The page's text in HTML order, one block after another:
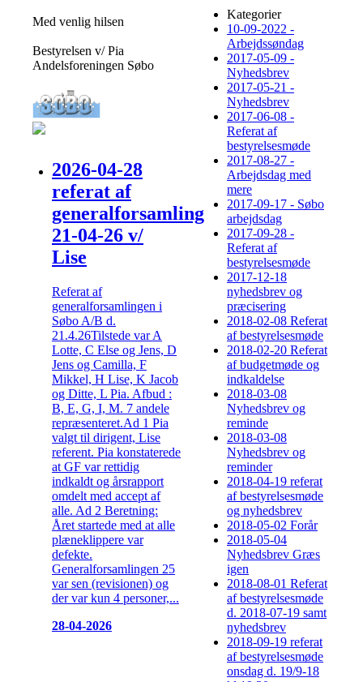
Med venlig hilsen
Bestyrelsen v/ Pia
Andelsforeningen Søbo
2026-04-28
referat af
generalforsamling
21-04-26 v/
Lise
Referat af
generalforsamlingen i
Søbo A/B d.
21.4.26Tilstede var A
Lotte, C Else og Jens, D
Jens og Camilla, F
Mikkel, H Lise, K Jacob
og Ditte, L Pia. Afbud :
B, E, G, I, M. 7 andele
repræsenteret.Ad 1 Pia
valgt til dirigent, Lise
referent. Pia konstaterede
at GF var rettidig
indkaldt og årsrapport
omdelt med accept af
alle. Ad 2 Beretning:
Året startede med at alle
plæneklippere var
defekte.
Generalforsamlingen 25
var sen (revisionen) og
der var kun 4 personer,...
28-04-2026
Kategorier
10-09-2022 -
Arbejdssøndag
2017-05-09 -
Nyhedsbrev
2017-05-21 -
Nyhedsbrev
2017-06-08 -
Referat af
bestyrelsesmøde
2017-08-27 -
Arbejdsdag med
mere
2017-09-17 - Søbo
arbejdsdag
2017-09-28 -
Referat af
bestyrelsesmøde
2017-12-18
nyhedsbrev og
præcisering
2018-02-08 Referat
af bestyrelsesmøde
2018-02-20 Referat
af budgetmøde og
indkaldelse
2018-03-08
Nyhedsbrev og
reminde
2018-03-08
Nyhedsbrev og
reminder
2018-04-19 referat
af bestyrelsesmøde
og nyhedsbrev
2018-05-02 Forår
2018-05-04
Nyhedsbrev Græs
igen
2018-08-01 Referat
af bestyrelsesmøde
d. 2018-07-19 samt
nyhedsbrev
2018-09-19 referat
af bestyrelsesmøde
onsdag d. 19/9-18